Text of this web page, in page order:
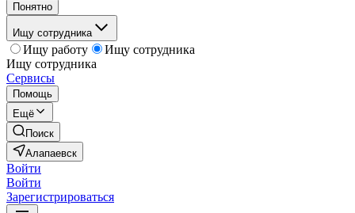
Понятно
Ищу сотрудника
Ищу работу
Ищу сотрудника
Ищу сотрудника
Сервисы
Помощь
Ещё
Поиск
Алапаевск
Войти
Войти
Зарегистрироваться